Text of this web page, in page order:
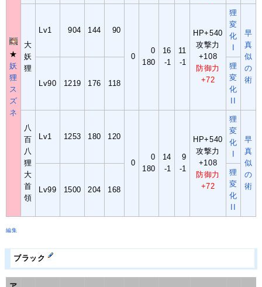
★
妖
狸
ス
ズ
ネ
大
妖
狸
Lv1 904 144 90
0
0
180
16
-1
11
-1
HP+540
攻撃力
+108
防御力
+72
狸
変
化
早
真
似
の
術
Lv90 1219 176 118
狸
変
化
八
百
八
狸
大
首
領
Lv1 1253 180 120
0
0
180
14
-1
9
-1
HP+540
攻撃力
+108
防御力
+72
狸
変
化
早
真
似
の
術
Lv99 1500 204 168
狸
変
化
編集
ブラック